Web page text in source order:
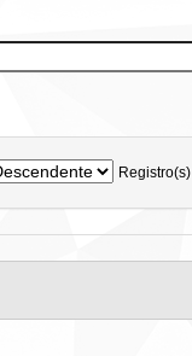
Registro(s)